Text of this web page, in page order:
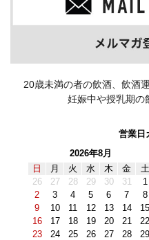
20歳未満の者の飲酒、飲酒
妊娠中や授乳期の
営業日
2026年8月
日
月 火 水 木 金
土
26
27 28 29 30 31
1
2
3 4 5 6 7
8
9
10 11 12 13 14
15
16
17 18 19 20 21
22
23
24 25 26 27 28 29